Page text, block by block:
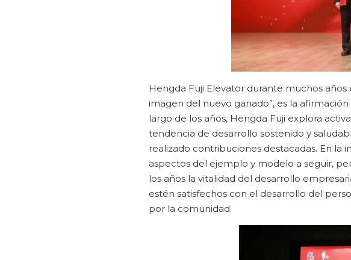
Hengda Fuji Elevator durante muchos
imagen del nuevo ganado”, es la
largo de los años, Hengda Fuji explora
tendencia de desarrollo sostenido y
realizado contribuciones destacadas. En la
aspectos del ejemplo y modelo a seguir,
los años la vitalidad del desarrollo
estén satisfechos con el desarrollo del
por la comunidad.